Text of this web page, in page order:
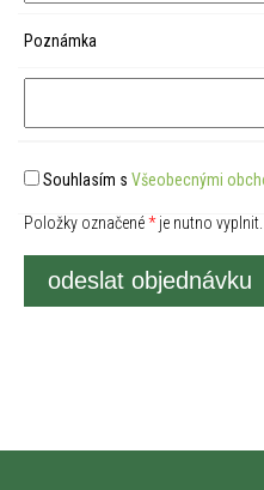
Poznámka
Souhlasím s Všeobecnými
Položky označené*je nutno vyplnit.
odeslat objednávku